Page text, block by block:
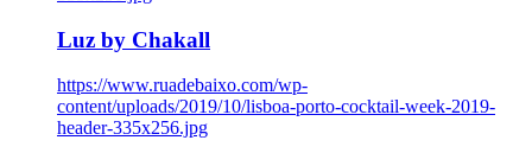
Luz by Chakall
https://www.ruadebaixo.com/wp-
content/uploads/2019/10/lisboa-porto-cocktail-week-2019-
header-335x256.jpg